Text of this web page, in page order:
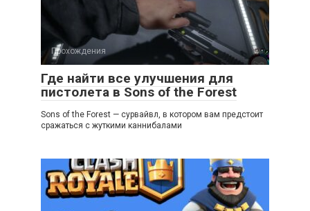
Прохождения
Где найти все улучшения для
пистолета в Sons of the Forest
Sons of the Forest — сурвайвл, в котором вам предстоит
сражаться с жуткими каннибалами